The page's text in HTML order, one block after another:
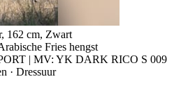
162 cm, Zwart
Fries hengst
| MV: YK DARK RICO S 009
· Dressuur